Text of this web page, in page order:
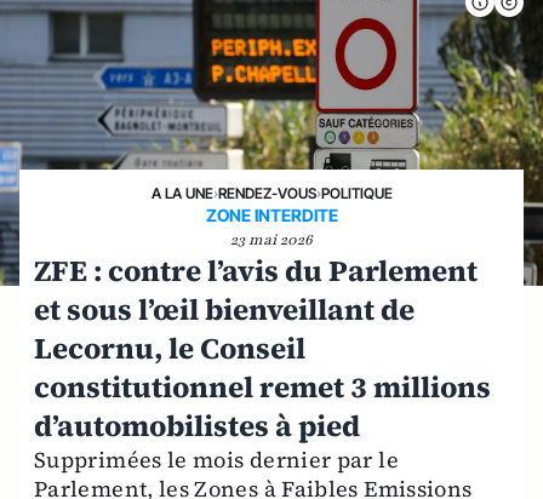
A LA UNE›RENDEZ-VOUS›POLITIQUE
ZONE INTERDITE
23 mai 2026
ZFE : contre l’avis du Parlement
et sous l’œil bienveillant de
Lecornu, le Conseil
constitutionnel remet 3 millions
d’automobilistes à pied
Supprimées le mois dernier par le
Parlement, les Zones à Faibles Emissions